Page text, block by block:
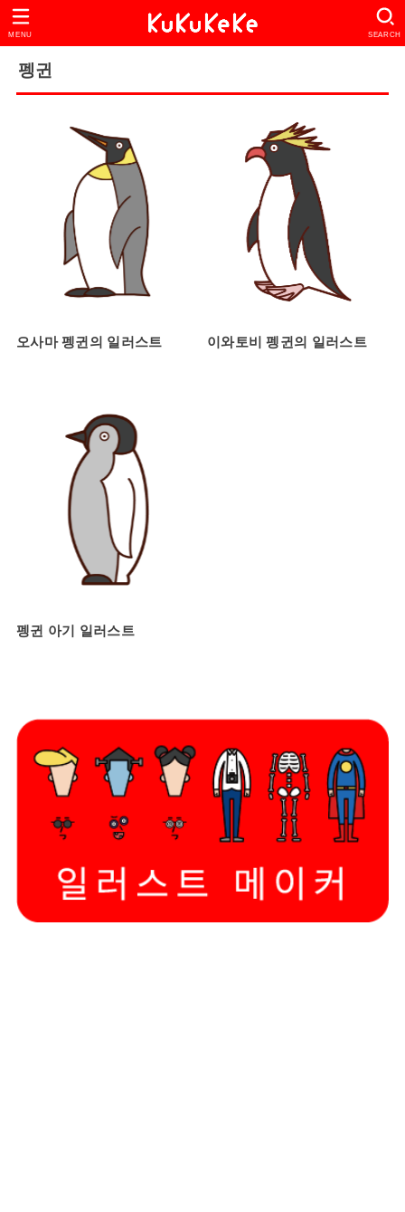
SEARCH
MENU
펭귄
오사마 펭귄의 일러스트 이와토비 펭귄의 일러스트
펭귄 아기 일러스트